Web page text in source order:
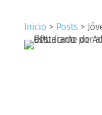
Inicio > Posts >